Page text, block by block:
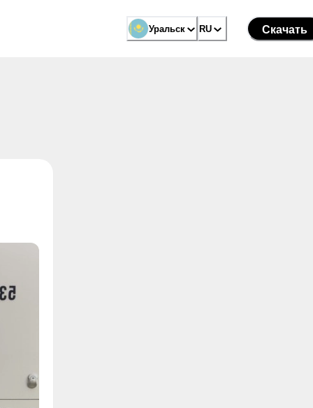
Уральск RU Скачать
Уральск RU Скачать